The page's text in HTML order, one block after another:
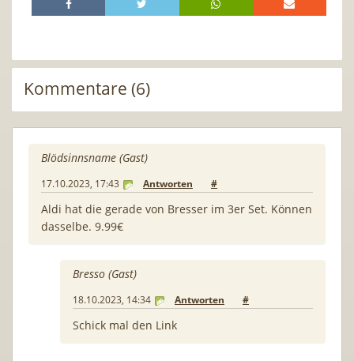
Kommentare (6)
Blödsinnsname (Gast)
17.10.2023, 17:43 Antworten #
Aldi hat die gerade von Bresser im 3er Set. Können
dasselbe. 9.99€
Bresso (Gast)
18.10.2023, 14:34 Antworten #
Schick mal den Link